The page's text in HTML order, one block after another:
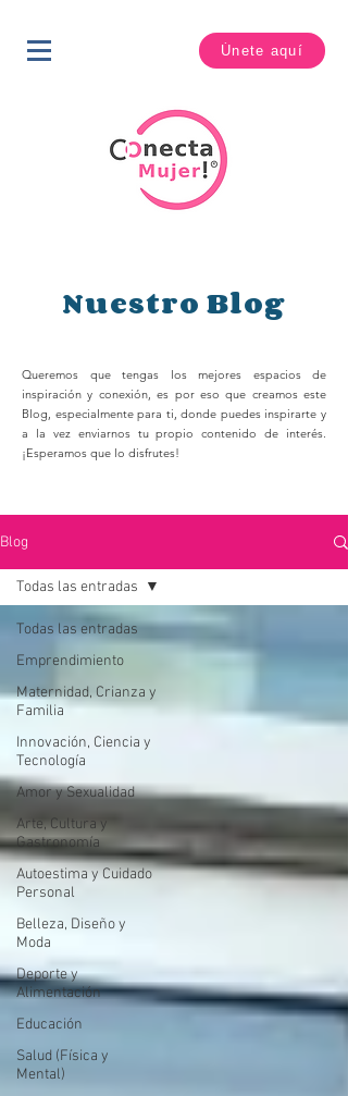
Únete aquí
Nuestro Blog
Queremos que tengas los mejores espacios de
inspiración y conexión, es por eso que creamos este
Blog, especialmente para ti, donde puedes inspirarte y
a la vez enviarnos tu propio contenido de interés.
¡Esperamos que lo disfrutes!
Blog
Todas las entradas
Emprendimiento
Maternidad, Crianza y
Familia
Innovación, Ciencia y
Tecnología
Amor y Sexualidad
Arte, Cultura y
Gastronomía
Autoestima y Cuidado
Personal
Belleza, Diseño y
Moda
Deporte y
Alimentación
Educación
Salud (Física y
Mental)
Todas las entradas